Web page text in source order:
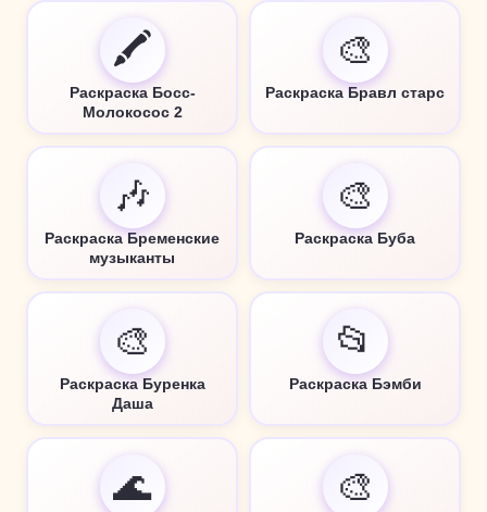
🖍️
Раскраска Босс-
Молокосос 2
🎨
Раскраска Бравл старс
🎶
Раскраска Бременские
музыканты
🎨
Раскраска Буба
🎨
Раскраска Буренка
Даша
📂
Раскраска Бэмби
🌊 🎨